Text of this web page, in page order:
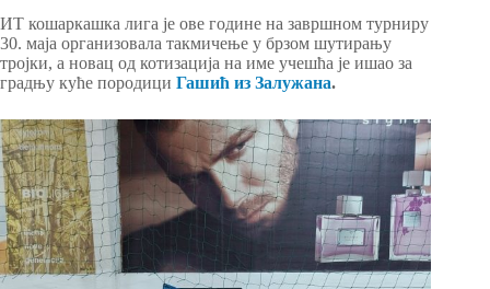
ИТ кошаркашка лига је ове године на завршном турниру
30. маја организовала такмичење у брзом шутирању
тројки, а новац од котизација на име учешћа је ишао за
градњу куће породици Гашић из Залужана.